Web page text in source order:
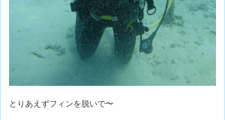
とりあえずフィンを脱いで〜